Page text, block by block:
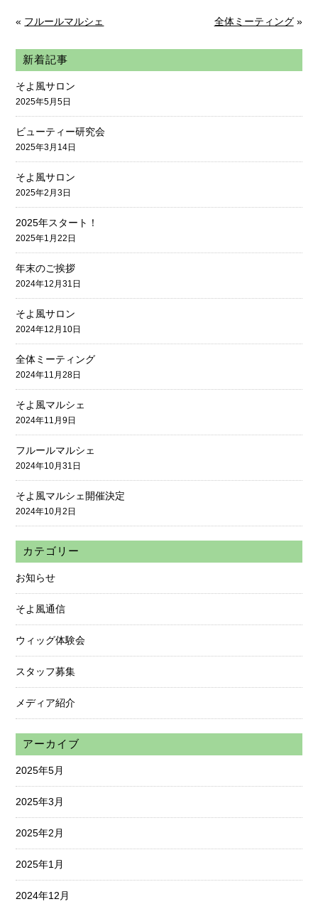
« フルールマルシェ 全体ミーティング»
新着記事
そよ風サロン
2025年5月5日
ビューティー研究会
2025年3月14日
そよ風サロン
2025年2月3日
2025年スタート！
2025年1月22日
年末のご挨拶
2024年12月31日
そよ風サロン
2024年12月10日
全体ミーティング
2024年11月28日
そよ風マルシェ
2024年11月9日
フルールマルシェ
2024年10月31日
そよ風マルシェ開催決定
2024年10月2日
カテゴリー
お知らせ
そよ風通信
ウィッグ体験会
スタッフ募集
メディア紹介
アーカイブ
2025年5月
2025年3月
2025年2月
2025年1月
2024年12月